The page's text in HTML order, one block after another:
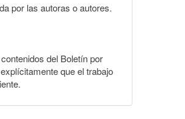
por las autoras o autores.
del Boletín por
que el trabajo